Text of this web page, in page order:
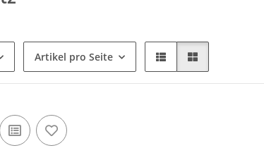
Artikel pro Seite